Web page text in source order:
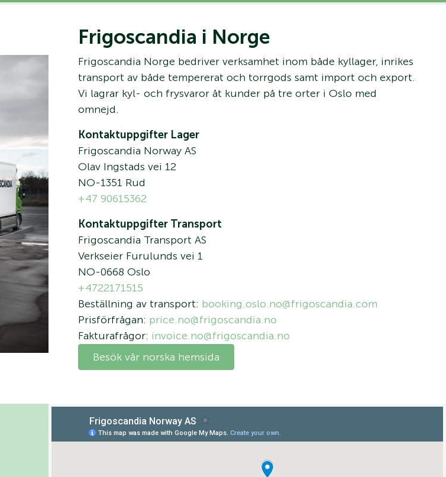
Frigoscandia i Norge
Frigoscandia Norge bedriver verksamhet inom både kyllager, inrikes
transport av både tempererat och torrgods samt import och export.
Vi lagrar kyl- och frysvaror åt kunder på tre orter i Oslo med
omnejd.
Kontaktuppgifter Lager
Frigoscandia Norway AS
Olav Ingstads vei 12
NO-1351 Rud
+47 90615362
Kontaktuppgifter Transport
Frigoscandia Transport AS
Verkseier Furulunds vei 1
NO-0668 Oslo
+4722171515
Beställning av transport: booking.oslo.no@frigoscandia.com
Prisförfrågan: price.no@frigoscandia.no
Fakturafrågor: invoice.no@frigoscandia.no
Besök vår norska hemsida